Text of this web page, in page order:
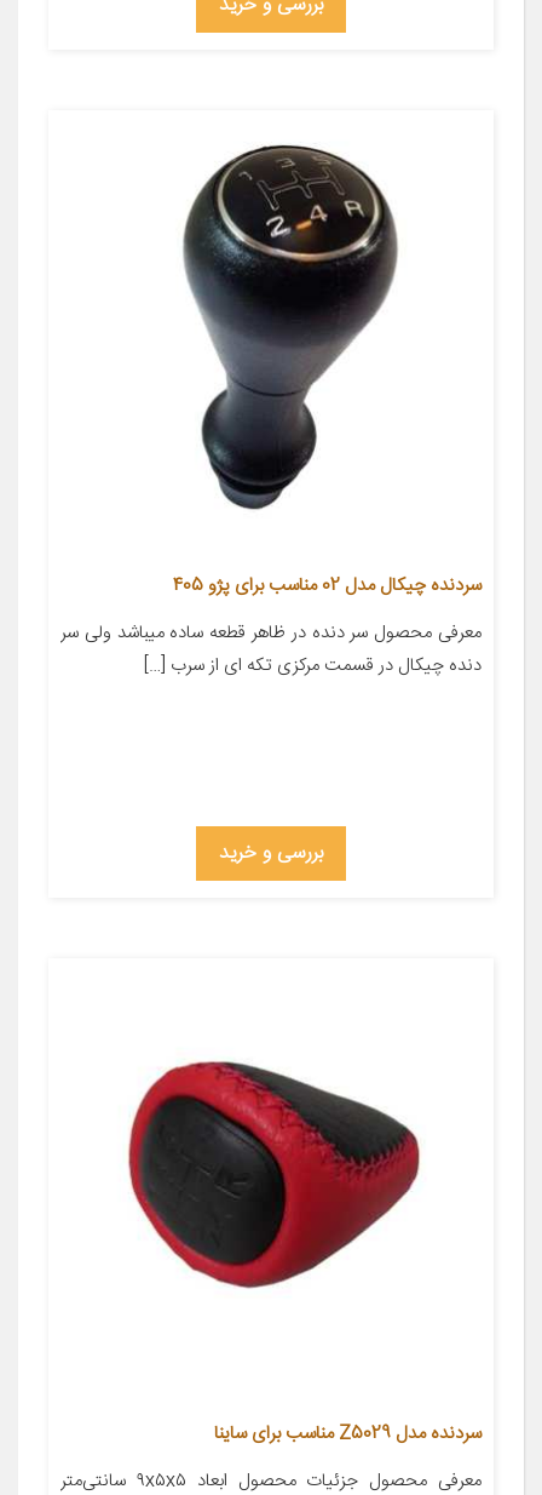
سردنده چیکال مدل 02 مناسب برای پژو 405
معرفی محصول سر دنده در ظاهر قطعه ساده میباشد ولی سر
دنده چیکال در قسمت مرکزی تکه ای از سرب […]
بررسی و خرید
سردنده مدل Z5029 مناسب برای ساینا
معرفی محصول جزئیات محصول ابعاد ۹x۵x۵ سانتی‌متر